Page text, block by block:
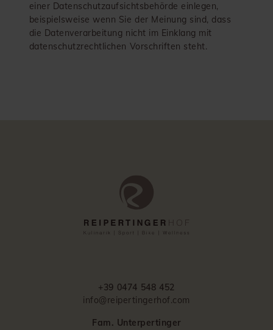
einer Datenschutzaufsichtsbehörde einlegen,
beispielsweise wenn Sie der Meinung sind, dass
die Datenverarbeitung nicht im Einklang mit
datenschutzrechtlichen Vorschriften steht.
+39 0474 548 452
info@reipertingerhof.com
Fam. Unterpertinger